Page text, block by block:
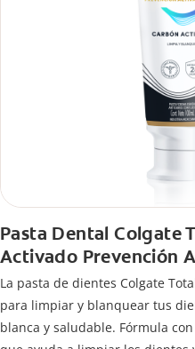
Pasta Dental Colgate
Activado Prevención
La pasta de dientes Colgate
para limpiar y blanquear tus
blanca y saludable. Fórmula